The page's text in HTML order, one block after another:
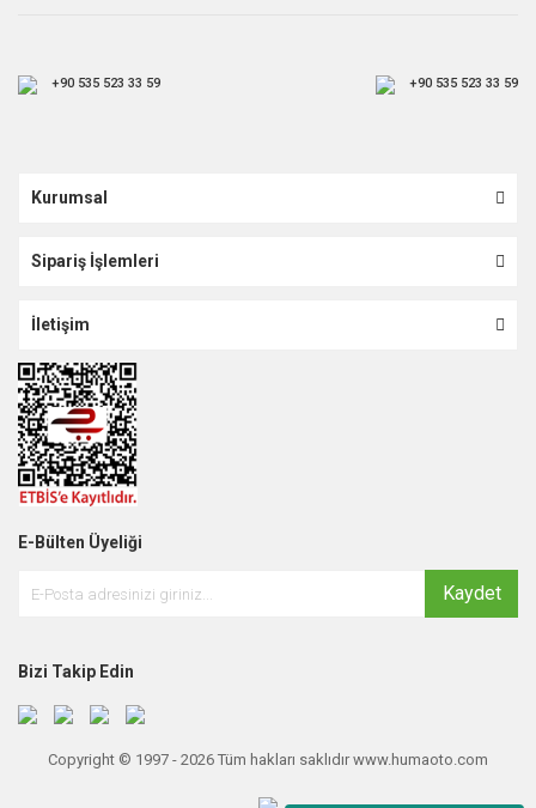
+90 535 523 33 59 +90 535 523 33 59
Kurumsal
Sipariş İşlemleri
İletişim
E-Bülten Üyeliği
Kaydet
Bizi Takip Edin
Copyright © 1997 - 2026 Tüm hakları saklıdır www.humaoto.com